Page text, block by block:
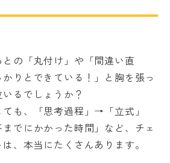
の「丸付け」や「間違い直
りとできている！」と胸を張っ
るでしょうか？
も、「思考過程」→「立式」
でにかかった時間」など、チェ
、本当にたくさんあります。